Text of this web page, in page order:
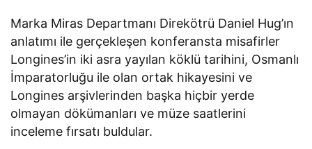
Marka Miras Departmanı Direkötrü Daniel Hug’ın
anlatımı ile gerçekleşen konferansta misafirler
Longines’in iki asra yayılan köklü tarihini, Osmanlı
İmparatorluğu ile olan ortak hikayesini ve
Longines arşivlerinden başka hiçbir yerde
olmayan dökümanları ve müze saatlerini
inceleme fırsatı buldular.